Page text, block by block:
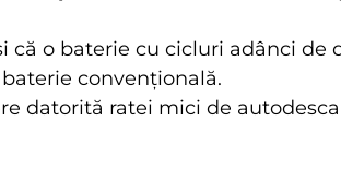
o baterie cu cicluri adânci de
convențională.
datorită ratei mici de